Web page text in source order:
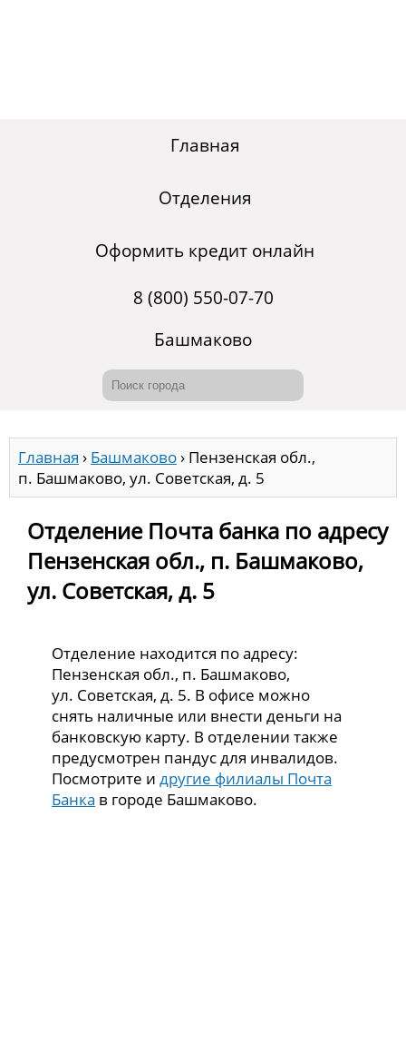
Главная
Отделения
Оформить кредит онлайн
8 (800) 550-07-70
Башмаково
Главная › Башмаково› Пензенская обл.,
п. Башмаково, ул. Советская, д. 5
Отделение Почта банка по адресу
Пензенская обл., п. Башмаково,
ул. Советская, д. 5
Отделение находится по адресу:
Пензенская обл., п. Башмаково,
ул. Советская, д. 5. В офисе можно
снять наличные или внести деньги на
банковскую карту. В отделении также
предусмотрен пандус для инвалидов.
Посмотрите идругие филиалы Почта
Банка в городе Башмаково.